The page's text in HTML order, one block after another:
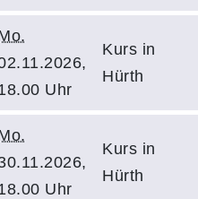
Uhr
Kurs in
Hürth
Uhr
Kurs in
Hürth